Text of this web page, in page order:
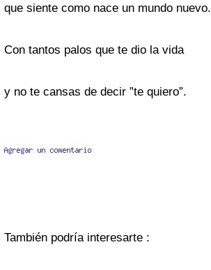
que siente como nace un mundo nuevo.
Con tantos palos que te dio la vida
y no te cansas de decir ”te quiero”.
También podría interesarte :